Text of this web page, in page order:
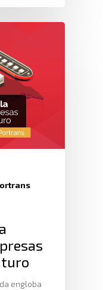
engloba
Nuestros Clientes
Políticas